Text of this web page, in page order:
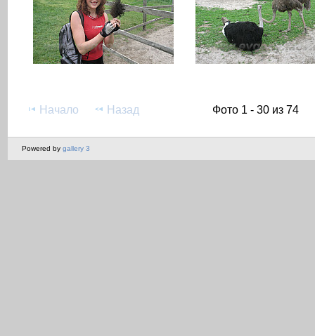
Начало Назад Фото 1 - 30 из 74
Powered by gallery 3